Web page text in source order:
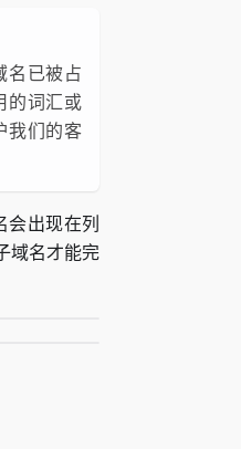
名已被占
的词汇或
我们的客
会出现在列
域名才能完